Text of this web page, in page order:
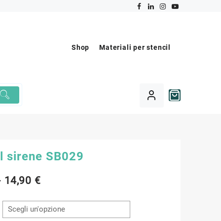
Shop Materiali per stencil
sirene SB029
14,90 €Fascia
di